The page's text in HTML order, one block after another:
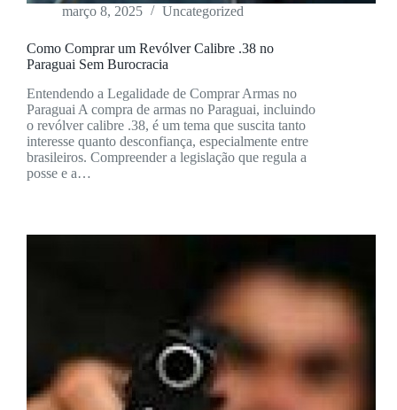
março 8, 2025 Uncategorized
Como Comprar um Revólver Calibre .38 no
Paraguai Sem Burocracia
Entendendo a Legalidade de Comprar Armas no
Paraguai A compra de armas no Paraguai, incluindo
o revólver calibre .38, é um tema que suscita tanto
interesse quanto desconfiança, especialmente entre
brasileiros. Compreender a legislação que regula a
posse e a…